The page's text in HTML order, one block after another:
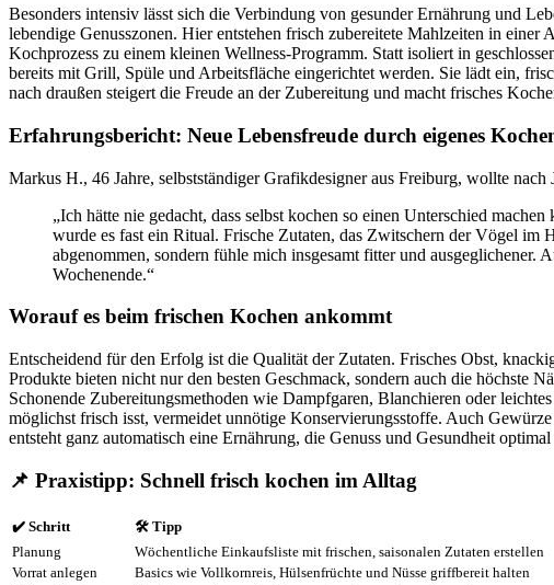
Besonders intensiv lässt sich die Verbindung von gesunder Ernährung und
lebendige Genusszonen. Hier entstehen frisch zubereitete Mahlzeiten in
Kochprozess zu einem kleinen Wellness-Programm. Statt isoliert in
bereits mit Grill, Spüle und Arbeitsfläche eingerichtet werden. Sie lädt ein,
nach draußen steigert die Freude an der Zubereitung und macht frisches
Erfahrungsbericht: Neue Lebensfreude durch eigenes
Markus H., 46 Jahre, selbstständiger Grafikdesigner aus Freiburg, wollte nach
„Ich hätte nie gedacht, dass selbst kochen so einen Unterschied
wurde es fast ein Ritual. Frische Zutaten, das Zwitschern der Vögel im
abgenommen, sondern fühle mich insgesamt fitter und
Wochenende.“
Worauf es beim frischen Kochen ankommt
Entscheidend für den Erfolg ist die Qualität der Zutaten. Frisches Obst,
Produkte bieten nicht nur den besten Geschmack, sondern auch die höchste
Schonende Zubereitungsmethoden wie Dampfgaren, Blanchieren oder
möglichst frisch isst, vermeidet unnötige Konservierungsstoffe. Auch
entsteht ganz automatisch eine Ernährung, die Genuss und Gesundheit
📌 Praxistipp: Schnell frisch kochen im Alltag
✔️ Schritt
🛠️ Tipp
Planung
Wöchentliche Einkaufsliste mit frischen, saisonalen Zutaten erstellen
Vorrat anlegen
Basics wie Vollkornreis, Hülsenfrüchte und Nüsse griffbereit halten